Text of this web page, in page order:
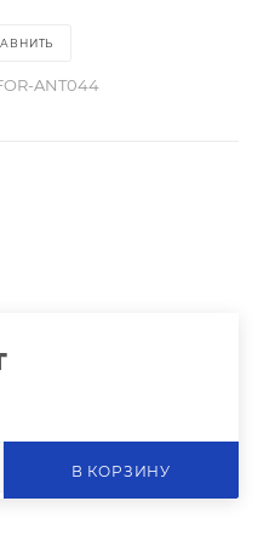
ANT044
В КОРЗИНУ